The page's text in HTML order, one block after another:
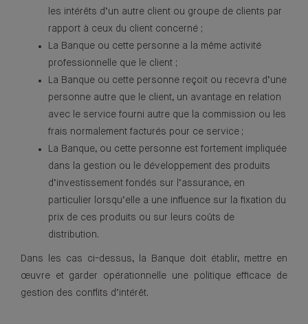
les intérêts d’un autre client ou groupe de clients par
rapport à ceux du client concerné ;
La Banque ou cette personne a la même activité
professionnelle que le client ;
La Banque ou cette personne reçoit ou recevra d’une
personne autre que le client, un avantage en relation
avec le service fourni autre que la commission ou les
frais normalement facturés pour ce service ;
La Banque, ou cette personne est fortement impliquée
dans la gestion ou le développement des produits
d’investissement fondés sur l’assurance, en
particulier lorsqu’elle a une influence sur la fixation du
prix de ces produits ou sur leurs coûts de
distribution.
Dans les cas ci-dessus, la Banque doit établir, mettre en
œuvre et garder opérationnelle une politique efficace de
gestion des conflits d’intérêt.